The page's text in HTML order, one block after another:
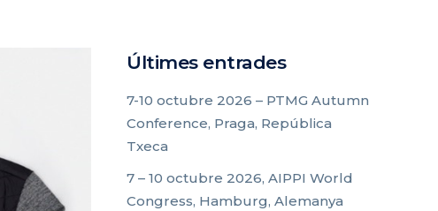
Últimes entrades
7-10 octubre 2026 – PTMG Autumn
Conference, Praga, República
Txeca
7 – 10 octubre 2026, AIPPI World
Congress, Hamburg, Alemanya